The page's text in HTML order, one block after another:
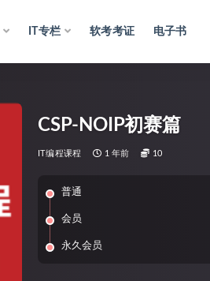
IT专栏 软考考证 电子书
CSP-NOIP初赛篇
IT编程课程 1 年前 10
普通
会员
永久会员